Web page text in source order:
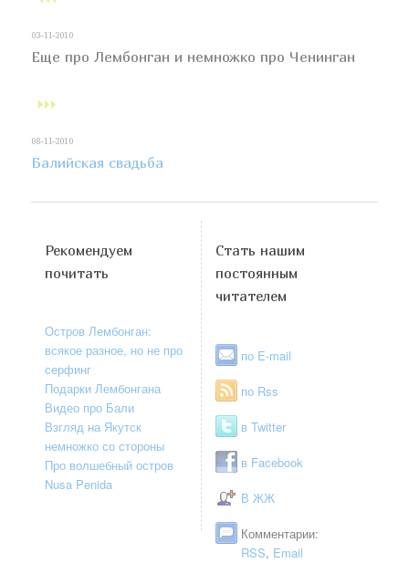
03-11-2010
Еще про Лембонган и немножко про Ченинган
08-11-2010
Балийская свадьба
Рекомендуем
почитать
Остров Лембонган:
всякое разное, но не про
серфинг
Подарки Лембонгана
Видео про Бали
Взгляд на Якутск
немножко со стороны
Про волшебный остров
Nusa Penida
Стать нашим
постоянным
читателем
по E-mail
по Rss
в Twitter
в Facebook
В ЖЖ
Комментарии:
RSS, Email